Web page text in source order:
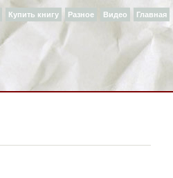
Главная
Видео
Разное
Купить книгу